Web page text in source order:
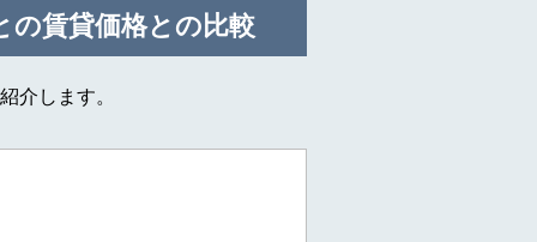
の賃貸価格との比較
介します。